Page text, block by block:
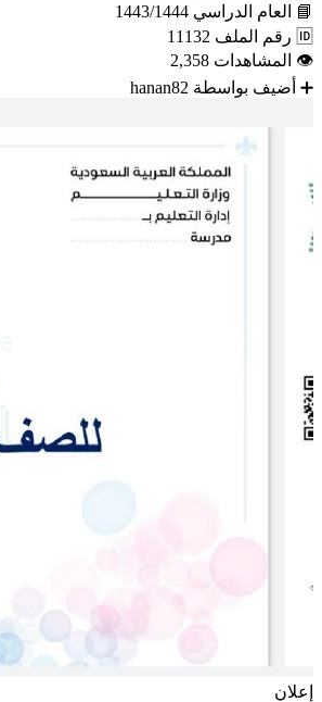
📘
العام الدراسي 1443/1444
🆔 رقم الملف 11132
👁 المشاهدات 2,358
➕ أضيف بواسطة hanan82
إعلان